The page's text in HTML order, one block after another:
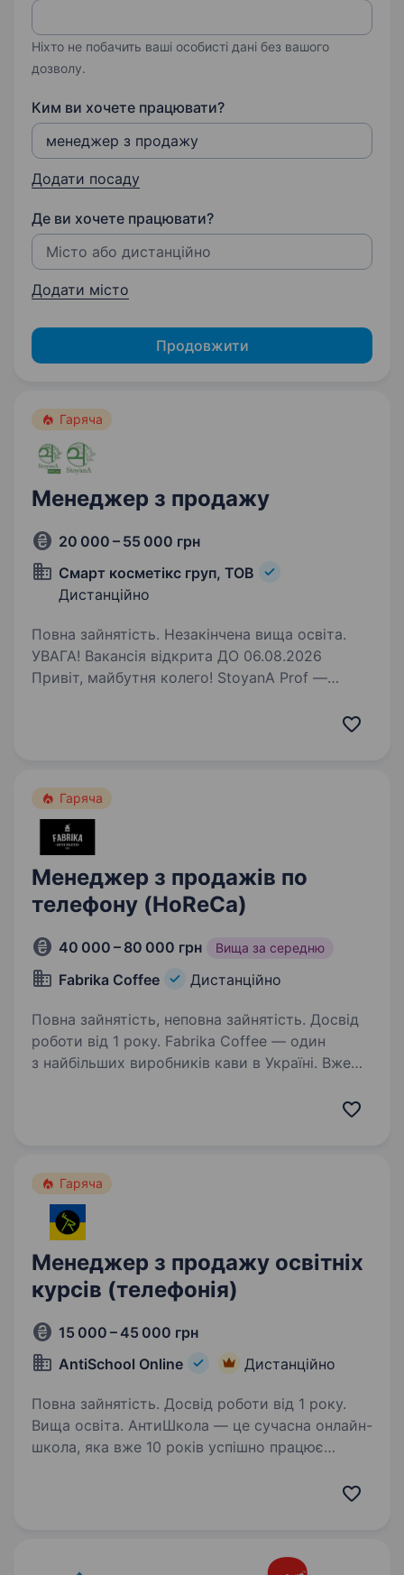
Ніхто не побачить ваші особисті дані без вашого
дозволу.
Ким ви хочете працювати?
Додати посаду
Де ви хочете працювати?
Додати місто
Продовжити
Гаряча
Менеджер з продажу
20 000 – 55 000 грн
Смарт косметікс груп, ТОВ
Дистанційно
Повна зайнятість. Незакінчена вища освіта.
УВАГА! Вакансія відкрита ДО 06.08.2026
Привіт, майбутня колего! StoyanA Prof —
Гаряча
Менеджер з продажів по
телефону (HoReCa)
40 000 – 80 000 грн Вища за середню
Fabrika Coffee Дистанційно
Повна зайнятість, неповна зайнятість. Досвід
роботи від 1 року. Fabrika Coffee — один
з найбільших виробників кави в Україні. Вже
Гаряча
Менеджер з продажу освітніх
курсів (телефонія)
15 000 – 45 000 грн
AntiSchool Online
Дистанційно
Повна зайнятість. Досвід роботи від 1 року.
Вища освіта. АнтиШкола — це сучасна онлайн-
школа, яка вже 10 років успішно працює